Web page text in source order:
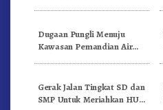
Dugaan Pungli Menuju
Kawasan Pemandian Air
Gerak Jalan Tingkat SD dan
SMP Untuk Meriahkan HUT